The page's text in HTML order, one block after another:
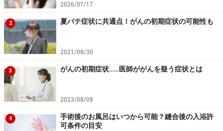
2026/07/17
2 夏バテ症状に共通点！がんの初期症状の可能性も
2021/08/30
3 がんの初期症状……医師ががんを疑う症状とは
2023/08/08
4
手術後のお風呂はいつから可能？縫合後の入浴許
可条件の目安